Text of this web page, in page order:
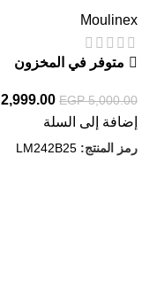
Moulinex
متوفر في المخزون
EGP5,000.00
2,999.00
إضافة إلى السلة
رمز المنتج: LM242B25